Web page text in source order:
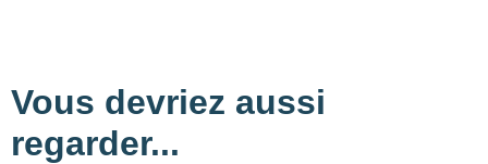
Vous devriez aussi
regarder...